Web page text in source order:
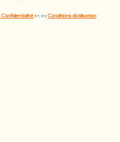
Confidentialitéet esConditions d'utilisation